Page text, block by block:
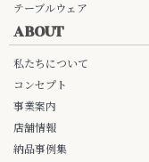
テーブルウェア
ABOUT
私たちについて
コンセプト
事業案内
店舗情報
納品事例集